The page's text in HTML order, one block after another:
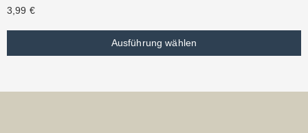
3,99 €
Ausführung wählen